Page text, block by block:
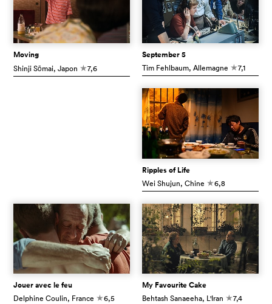
Moving
Shinji Sōmai, Japon c7,6
September 5
Tim Fehlbaum, Allemagne c7,1
Ripples of Life
Wei Shujun, Chine c6,8
Jouer avec le feu
Delphine Coulin, France c6,5
My Favourite Cake
Behtash Sanaeeha, L'Iran c7,4